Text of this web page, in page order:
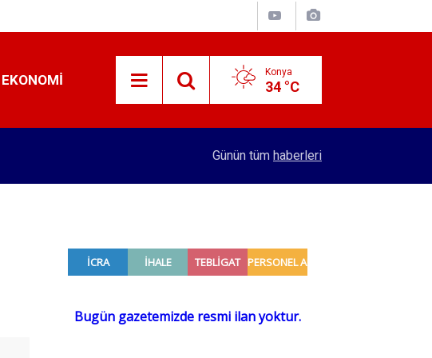
EKONOMI Konya
34 °C
Konyalı patron 70 bin TL maaşla personel
Günün tüm haberleri